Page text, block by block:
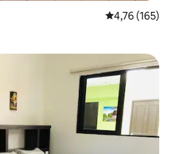
Gemiddelde
4,76 (165)